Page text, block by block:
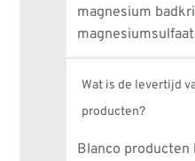
magnesium
Wat is de levertijd
producten?
Blanco producten